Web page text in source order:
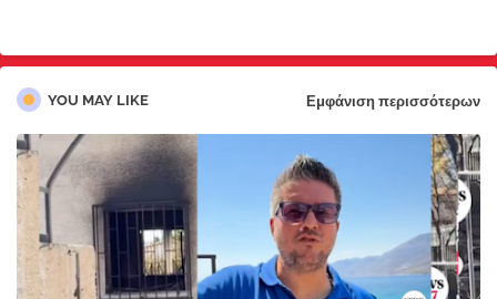
YOU MAY LIKE Εμφάνιση περισσότερων